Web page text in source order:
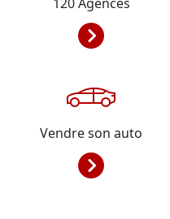
Vendre son auto